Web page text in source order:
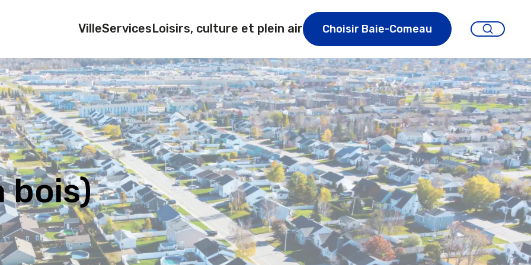
VilleServicesLoisirs, culture et plein air Choisir Baie-Comeau
bois)